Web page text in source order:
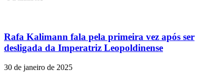
Rafa Kalimann fala pela primeira vez após ser
desligada da Imperatriz Leopoldinense
30 de janeiro de 2025